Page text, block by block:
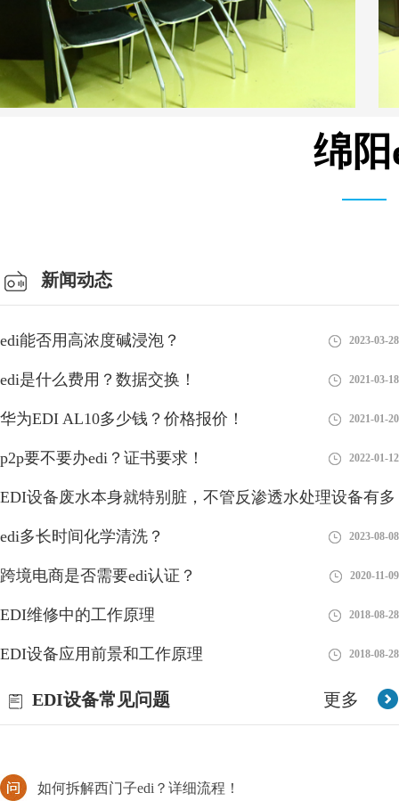
绵
新闻动态
edi能否用高浓度碱浸泡？ 2023-03-28
edi是什么费用？数据交换！ 2021-03-18
华为EDI AL10多少钱？价格报价！ 2021-01-20
p2p要不要办edi？证书要求！ 2022-01-12
EDI设备废水本身就特别脏，不管反渗透水处理设备有多
好 2018-08-28
edi多长时间化学清洗？ 2023-08-08
跨境电商是否需要edi认证？ 2020-11-09
EDI维修中的工作原理 2018-08-28
EDI设备应用前景和工作原理 2018-08-28
更多
EDI设备常见问题
为两路，即进水路和电离路。下面是进水分两路的原因：1、进水
能否接受edi形式的订单？
的迭代更是让人捉摸不透，比如新型的EDI技术，我们能否接受
EDI形式的订单呢？